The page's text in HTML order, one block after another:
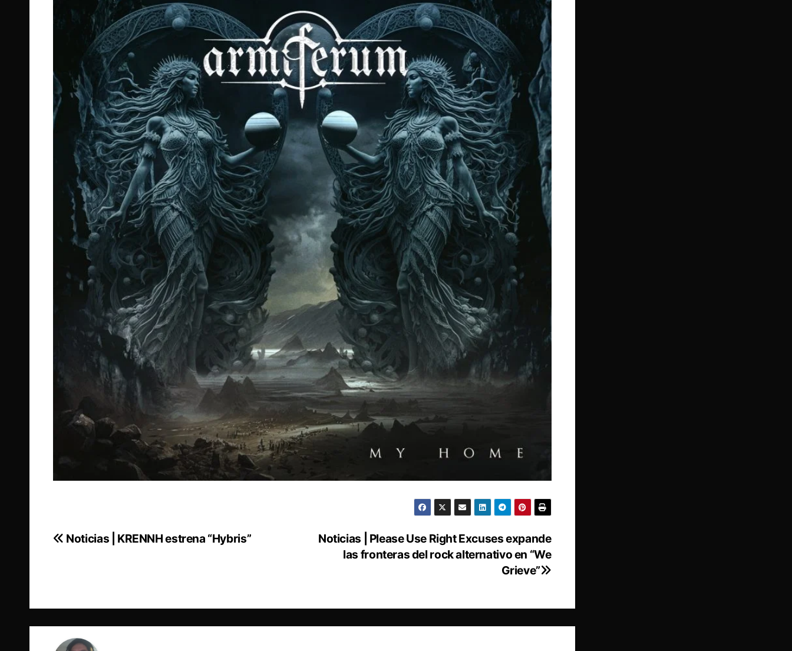
Navegación
Noticias | Please Use Right Excuses expande
las fronteras del rock alternativo en “We
Grieve”
Noticias | KRENNH estrena “Hybris”